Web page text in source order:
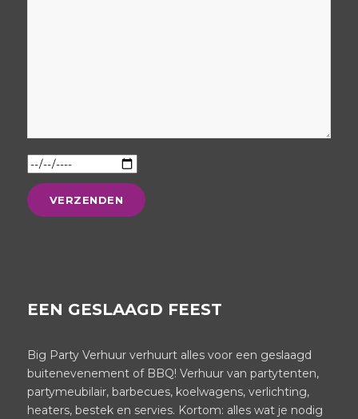
EEN GESLAAGD FEEST
Big Party Verhuur verhuurt alles voor een geslaagd
buitenevenement of BBQ! Verhuur van partytenten,
partymeubilair, barbecues, koelwagens, verlichting,
heaters, bestek en servies. Kortom: alles wat je nodig